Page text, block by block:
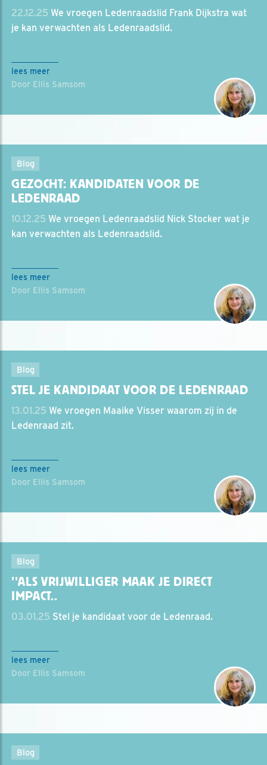
22.12.25 We vroegen Ledenraadslid Frank Dijkstra wat
je kan verwachten als Ledenraadslid.
lees meer
Door Ellis Samsom
Blog
GEZOCHT: KANDIDATEN VOOR DE
LEDENRAAD
10.12.25 We vroegen Ledenraadslid Nick Stocker wat je
kan verwachten als Ledenraadslid.
lees meer
Door Ellis Samsom
Blog
STEL JE KANDIDAAT VOOR DE LEDENRAAD
13.01.25 We vroegen Maaike Visser waarom zij in de
Ledenraad zit.
lees meer
Door Ellis Samsom
Blog
''ALS VRIJWILLIGER MAAK JE DIRECT
IMPACT..
03.01.25 Stel je kandidaat voor de Ledenraad.
lees meer
Door Ellis Samsom
Blog